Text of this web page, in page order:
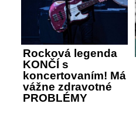
Rocková legenda
KONČÍ s
koncertovaním! Má
vážne zdravotné
PROBLÉMY